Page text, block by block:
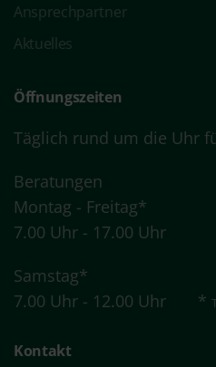
Ansprechpartner
Aktuelles
Öffnungszeiten
Täglich rund um die Uhr
Beratungen
Montag - Freitag*
7.00 Uhr - 17.00 Uhr
Samstag*
7.00 Uhr - 12.00 Uhr *
Kontakt